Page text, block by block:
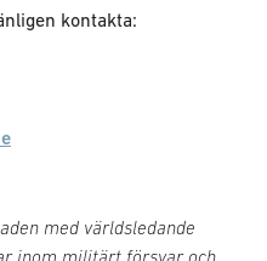
kontakta:
med världsledande
inom militärt försvar och